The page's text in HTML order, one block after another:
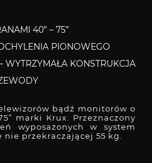
40” – 75”
PIONOWEGO
WYTRZYMAŁA KONSTRUKCJA
bądź monitorów o
marki Krux. Przeznaczony
wyposażonych w system
nie przekraczającej 55 kg.